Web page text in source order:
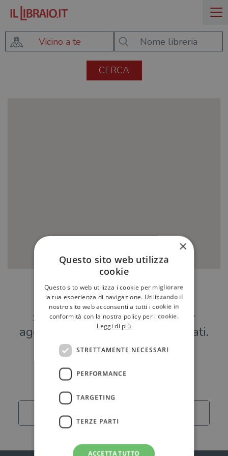
Vicino a te
Hai una libreria?
Scrivici a
per
aggiungere o modificare i tuoi dati.
Librerie
×
Questo sito web utilizza
cookie
Questo sito web utilizza i cookie per migliorare
la tua esperienza di navigazione. Utilizzando il
nostro sito web acconsenti a tutti i cookie in
conformità con la nostra policy per i cookie.
Leggi di più
STRETTAMENTE NECESSARI
PERFORMANCE
TARGETING
TERZE PARTI
ACCETTA TUTTO